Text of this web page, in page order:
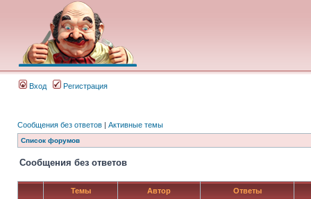
Вход Регистрация
Сообщения без ответов | Активные темы
Список форумов
Сообщения без ответов
Темы Автор Ответы